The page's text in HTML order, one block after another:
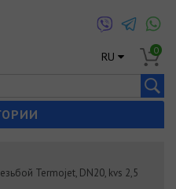
RU 0
Termojet, DN20, kvs 2,5